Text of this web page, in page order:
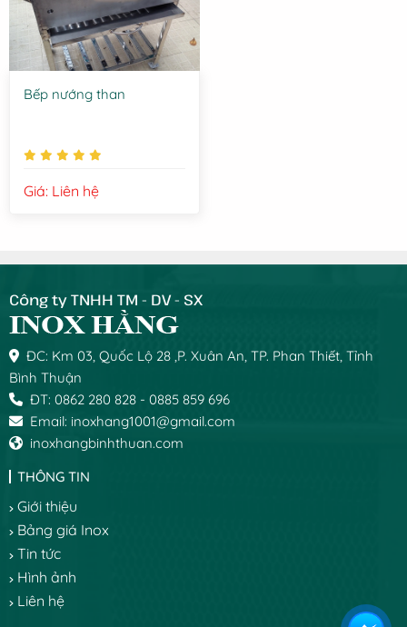
Bếp nướng than
Giá: Liên hệ
Công ty TNHH TM - DV - SX
ĐC: Km 03, Quốc Lộ 28 ,P. Xuân An, TP. Phan Thiết, Tỉnh
Bình Thuận
ĐT: 0862 280 828 - 0885 859 696
Email: inoxhang1001@gmail.com
inoxhangbinhthuan.com
THÔNG TIN
Giới thiệu
Bảng giá Inox
Tin tức
Hình ảnh
Liên hệ